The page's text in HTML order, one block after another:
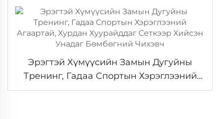
Эрэгтэй Хүмүүсийн Замын Дугуйны
Тренинг, Гадаа Спортын Хэрэглээний
Агаартай, Хурдан Хуурайддаг Сеткээр